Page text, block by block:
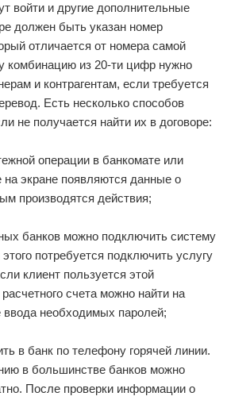
войти и другие дополнительные
должен быть указан номер
отличается от номера самой
комбинацию из 20-ти цифр нужно
и контрагентам, если требуется
Есть несколько способов
не получается найти их в договоре:
операции в банкомате или
экране появляются данные о
производятся действия;
банков можно подключить систему
потребуется подключить услугу
клиент пользуется этой
счета можно найти на
ввода необходимых паролей;
в банк по телефону горячей линии.
в большинстве банков можно
После проверки информации о